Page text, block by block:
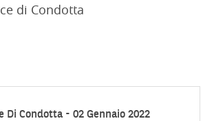
di Condotta
Di Condotta- 02 Gennaio 2022